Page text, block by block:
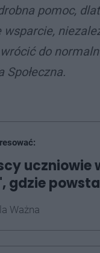
pomoc,
do
uczniowie
gdzie
Ważna